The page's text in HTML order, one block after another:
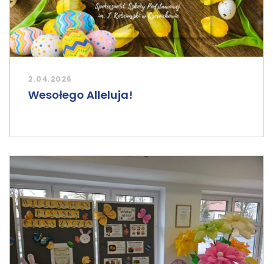
2.04.2026
Wesołego Alleluja!